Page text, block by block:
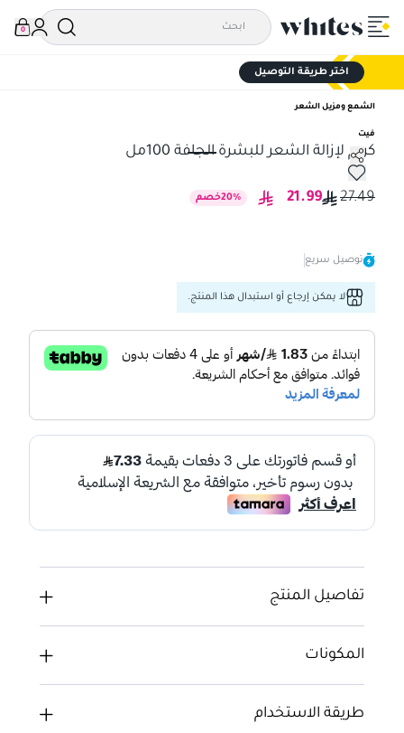
0
اختر طريقة التوصيل
الشمع ومزيل الشعر
فيت
كريم لإزالة الشعر للبشرة الجافة 100مل
كريم لإزالة الشعر للبشرة الجافة 100مل
27.49
21.99
20% خصم
توصيل سريع
لا يمكن إرجاع أو استبدال هذا المنتج.
تفاصيل المنتج
المكونات
طريقة الاستخدام